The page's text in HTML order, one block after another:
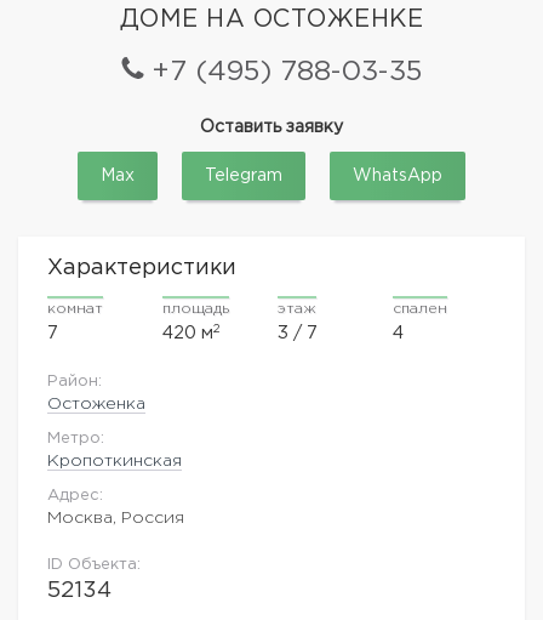
ДОМЕ НА ОСТОЖЕНКЕ
+7 (495) 788-03-35
Оставить заявку
Max Telegram WhatsApp
Характеристики
комнат
7
площадь
420 м2
этаж
3 / 7
спален
4
Район:
Остоженка
Метро:
Кропоткинская
Адрес:
Москва, Россия
ID Объекта:
52134